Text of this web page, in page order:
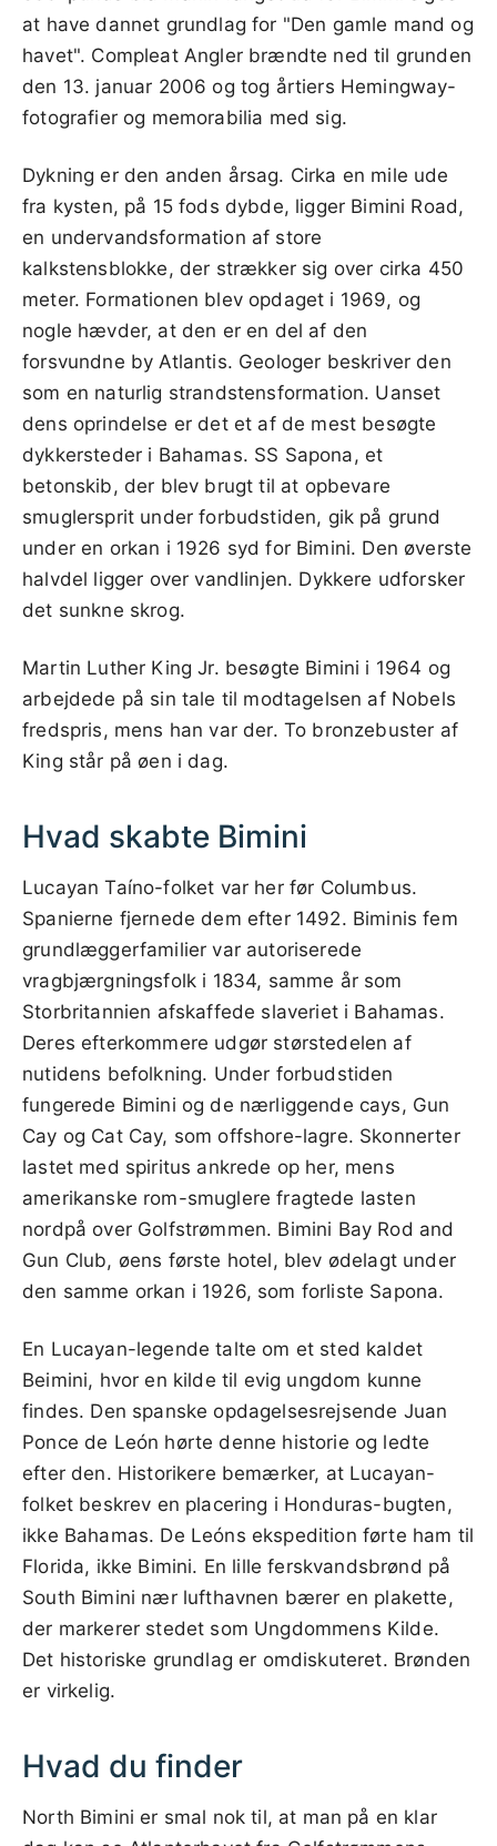
at have dannet grundlag for "Den gamle mand og
havet". Compleat Angler brændte ned til grunden
den 13. januar 2006 og tog årtiers Hemingway-
fotografier og memorabilia med sig.
Dykning er den anden årsag. Cirka en mile ude
fra kysten, på 15 fods dybde, ligger Bimini Road,
en undervandsformation af store
kalkstensblokke, der strækker sig over cirka 450
meter. Formationen blev opdaget i 1969, og
nogle hævder, at den er en del af den
forsvundne by Atlantis. Geologer beskriver den
som en naturlig strandstensformation. Uanset
dens oprindelse er det et af de mest besøgte
dykkersteder i Bahamas. SS Sapona, et
betonskib, der blev brugt til at opbevare
smuglersprit under forbudstiden, gik på grund
under en orkan i 1926 syd for Bimini. Den øverste
halvdel ligger over vandlinjen. Dykkere udforsker
det sunkne skrog.
Martin Luther King Jr. besøgte Bimini i 1964 og
arbejdede på sin tale til modtagelsen af Nobels
fredspris, mens han var der. To bronzebuster af
King står på øen i dag.
Hvad skabte Bimini
Lucayan Taíno-folket var her før Columbus.
Spanierne fjernede dem efter 1492. Biminis fem
grundlæggerfamilier var autoriserede
vragbjærgningsfolk i 1834, samme år som
Storbritannien afskaffede slaveriet i Bahamas.
Deres efterkommere udgør størstedelen af
nutidens befolkning. Under forbudstiden
fungerede Bimini og de nærliggende cays, Gun
Cay og Cat Cay, som offshore-lagre. Skonnerter
lastet med spiritus ankrede op her, mens
amerikanske rom-smuglere fragtede lasten
nordpå over Golfstrømmen. Bimini Bay Rod and
Gun Club, øens første hotel, blev ødelagt under
den samme orkan i 1926, som forliste Sapona.
En Lucayan-legende talte om et sted kaldet
Beimini, hvor en kilde til evig ungdom kunne
findes. Den spanske opdagelsesrejsende Juan
Ponce de León hørte denne historie og ledte
efter den. Historikere bemærker, at Lucayan-
folket beskrev en placering i Honduras-bugten,
ikke Bahamas. De Leóns ekspedition førte ham til
Florida, ikke Bimini. En lille ferskvandsbrønd på
South Bimini nær lufthavnen bærer en plakette,
der markerer stedet som Ungdommens Kilde.
Det historiske grundlag er omdiskuteret. Brønden
er virkelig.
Hvad du finder
North Bimini er smal nok til, at man på en klar